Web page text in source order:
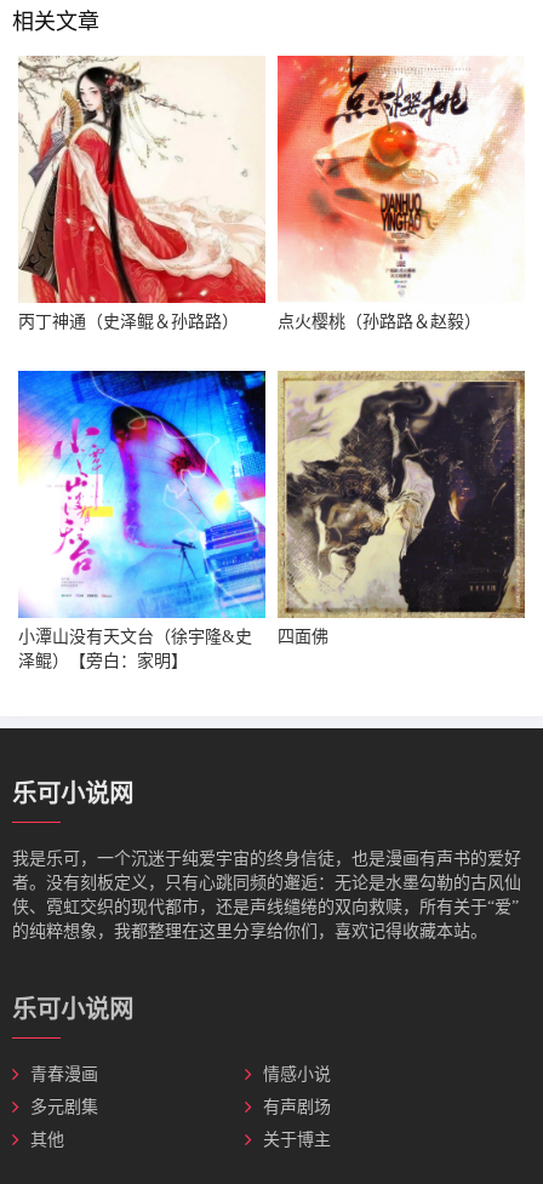
相关文章
丙丁神通（史泽鲲＆孙路路） 点火樱桃（孙路路＆赵毅）
小潭山没有天文台（徐宇隆&史
泽鲲）【旁白：家明】
四面佛
乐可小说网
我是‌乐可，一个沉迷于纯爱宇宙的终身信徒，也是漫画有声书的爱好
者。没有刻板定义，只有心跳同频的邂逅：无论是水墨勾勒的古风仙
侠、霓虹交织的现代都市，还是声线缱绻的双向救赎，所有关于“爱”
的纯粹想象，我都整理在这里分享给你们，喜欢记得收藏本站。
乐可小说网
青春漫画
情感小说
多元剧集
有声剧场
其他
关于博主